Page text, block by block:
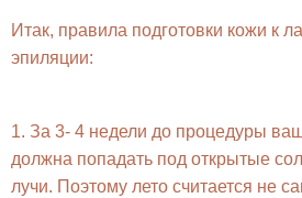
Итак, правила подготовки кожи к
эпиляции:
1. За 3- 4 недели до процедуры
должна попадать под открытые
лучи. Поэтому лето считается не